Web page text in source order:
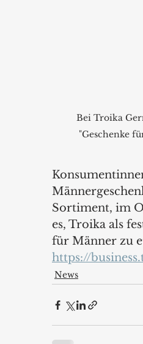
Bei Troika
"Geschenke
Sortiment, im
es, Troika als
für Männer zu
https://
News